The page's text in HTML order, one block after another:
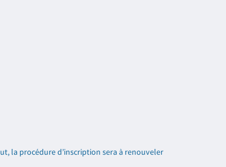
la procédure d’inscription sera à renouveler